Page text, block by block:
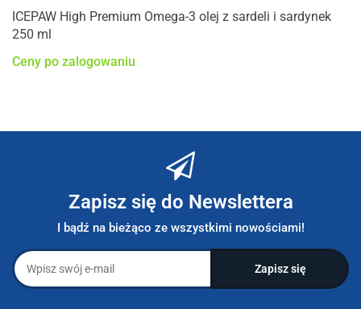
ICEPAW High Premium Omega-3 olej z sardeli i sardynek
250 ml
Ceny po zalogowaniu
Zapisz się do Newslettera
I bądź na bieżąco ze wszystkimi nowościami!